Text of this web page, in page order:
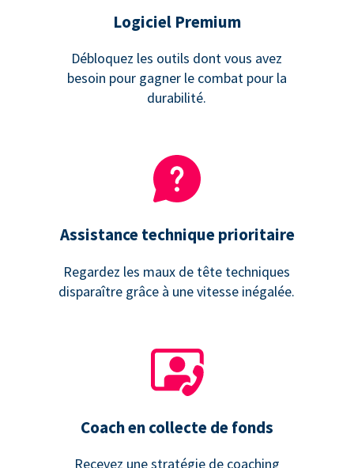
Logiciel Premium
Débloquez les outils dont vous avez
besoin pour gagner le combat pour la
durabilité.
Assistance technique prioritaire
Regardez les maux de tête techniques
disparaître grâce à une vitesse inégalée.
Coach en collecte de fonds
Recevez une stratégie de coaching